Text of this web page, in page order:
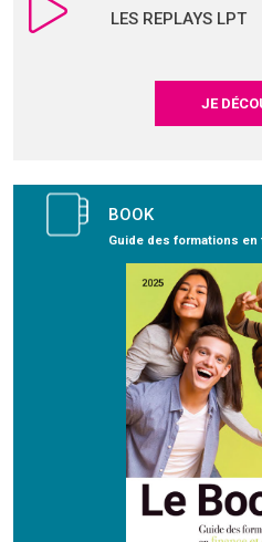
LES REPLAYS LPT
JE
BOOK
Guide des formations